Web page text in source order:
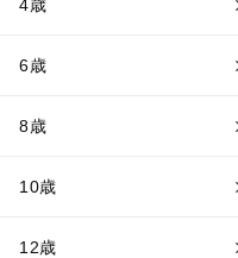
4歳
6歳
8歳
10歳
12歳